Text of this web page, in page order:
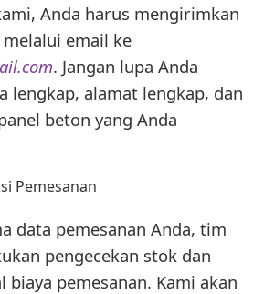
Anda harus mengirimkan
email ke
. Jangan lupa Anda
lengkap, alamat lengkap, dan
beton yang Anda
Pemesanan
data pemesanan Anda, tim
pengecekan stok dan
pemesanan. Kami akan